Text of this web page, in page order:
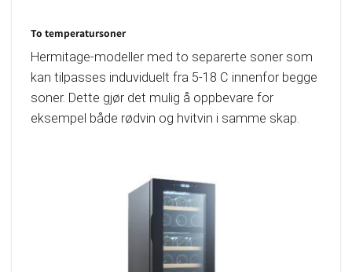
To temperatursoner
Hermitage-modeller med to separerte soner som
kan tilpasses induviduelt fra 5-18 C innenfor begge
soner. Dette gjør det mulig å oppbevare for
eksempel både rødvin og hvitvin i samme skap.